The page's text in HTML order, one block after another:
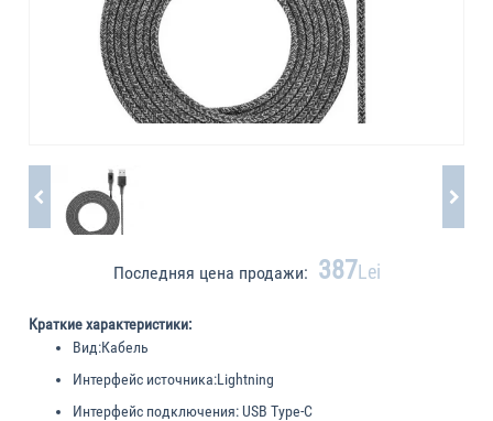
Последняя цена продажи: 387Lei
Краткие характеристики:
Вид:Кабель
Интерфейс источника:Lightning
Интерфейс подключения: USB Type-C